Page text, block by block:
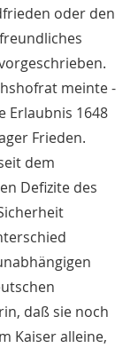
oder den
meinte -
Erlaubnis 1648
Frieden.
dem
Defizite des
daß sie noch
Kaiser alleine,